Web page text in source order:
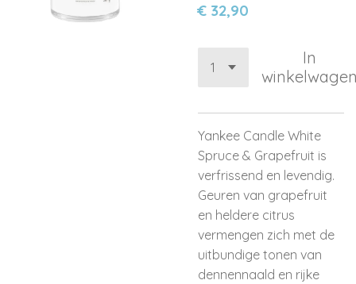
€ 32,90
In
Yankee Candle White
Spruce & Grapefruit is
verfrissend en levendig.
Geuren van grapefruit
en heldere citrus
vermengen zich met de
uitbundige tonen van
dennennaald en rijke